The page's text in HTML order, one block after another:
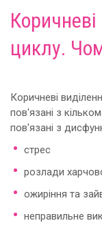
циклу.
Коричневі
пов'язані з
пов'язані з
стрес
розлади
ожиріння та
неправильне